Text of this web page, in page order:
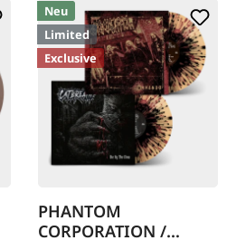
Neu
Limited
Exclusive
PHANTOM
CORPORATION /